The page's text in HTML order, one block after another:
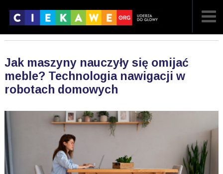
Jak maszyny nauczyły się omijać
meble? Technologia nawigacji w
robotach domowych
POPULARNE
LOSOWE
A ARTYKUŁY
FILMY
G GALERIA